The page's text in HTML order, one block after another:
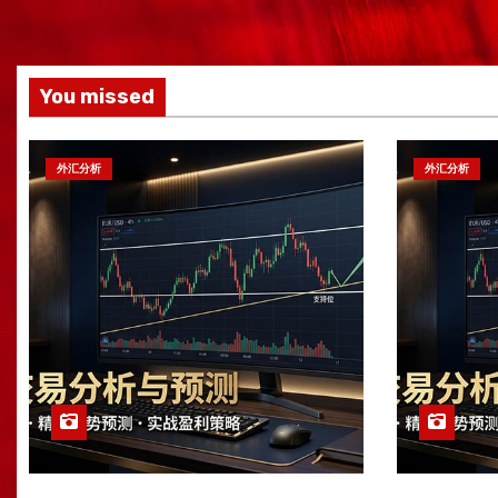
You missed
外汇分析 外汇分析